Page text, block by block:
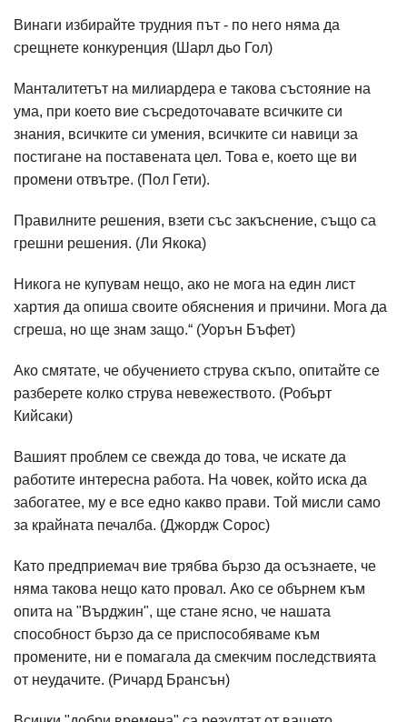
Винаги избирайте трудния път - по него няма да
срещнете конкуренция (Шарл дьо Гол)
Манталитетът на милиардера е такова състояние на
ума, при което вие съсредоточавате всичките си
знания, всичките си умения, всичките си навици за
постигане на поставената цел. Това е, което ще ви
промени отвътре. (Пол Гети).
Правилните решения, взети със закъснение, също са
грешни решения. (Ли Якока)
Никога не купувам нещо, ако не мога на един лист
хартия да опиша своите обяснения и причини. Мога да
сгреша, но ще знам защо.“ (Уорън Бъфет)
Ако смятате, че обучението струва скъпо, опитайте се
разберете колко струва невежеството. (Робърт
Кийсаки)
Вашият проблем се свежда до това, че искате да
работите интересна работа. На човек, който иска да
забогатее, му е все едно какво прави. Той мисли само
за крайната печалба. (Джордж Сорос)
Като предприемач вие трябва бързо да осъзнаете, че
няма такова нещо като провал. Ако се обърнем към
опита на "Върджин", ще стане ясно, че нашата
способност бързо да се приспособяваме към
промените, ни е помагала да смекчим последствията
от неудачите. (Ричард Брансън)